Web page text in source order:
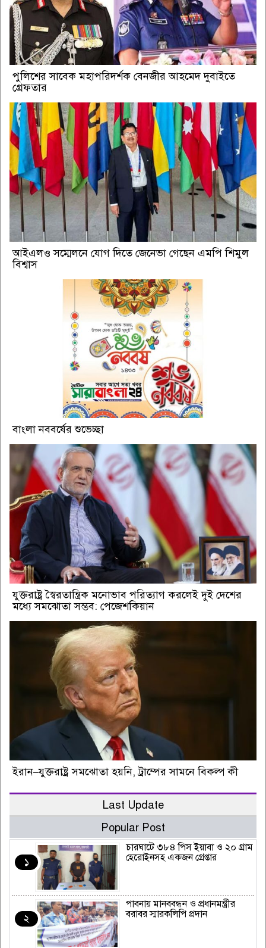
পুলিশের সাবেক মহাপরিদর্শক বেনজীর আহমেদ দুবাইতে
গ্রেফতার
আইএলও সম্মেলনে যোগ দিতে জেনেভা গেছেন এমপি শিমুল
বিশ্বাস
বাংলা নববর্ষের শুভেচ্ছা
যুক্তরাষ্ট্র স্বৈরতান্ত্রিক মনোভাব পরিত্যাগ করলেই দুই দেশের
মধ্যে সমঝোতা সম্ভব: পেজেশকিয়ান
ইরান–যুক্তরাষ্ট্র সমঝোতা হয়নি, ট্রাম্পের সামনে বিকল্প কী
Last Update
Popular Post
১
চারঘাটে ৩৮৪ পিস ইয়াবা ও ২০ গ্রাম
হেরোইনসহ একজন গ্রেপ্তার
২
পাবনায় মানববন্ধন ও প্রধানমন্ত্রীর
বরাবর স্মারকলিপি প্রদান